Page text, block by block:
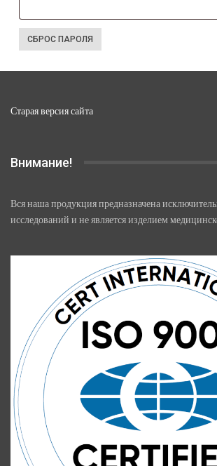
СБРОС ПАРОЛЯ
Старая версия сайта
Внимание!
Вся наша продукция предназначена
исследований и не является изделием